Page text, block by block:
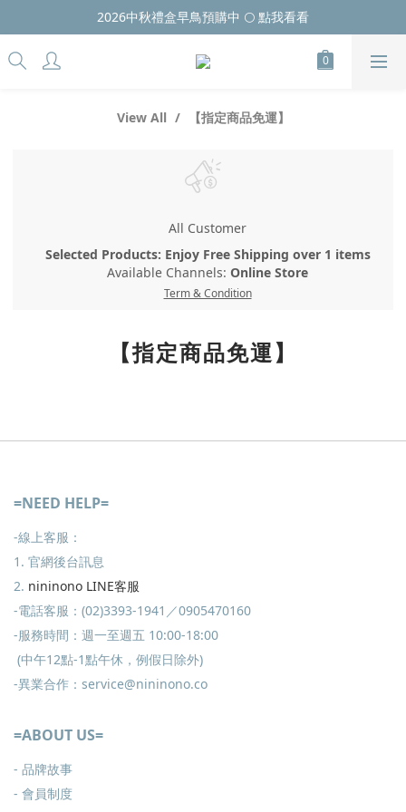
2026中秋禮盒早鳥預購中 🌕 點我看看
View All 【指定商品免運】
All Customer
Selected Products: Enjoy Free Shipping over 1 items
Available Channels: Online Store
Term & Condition
【指定商品免運】
=NEED HELP=
-線上客服：
1. 官網後台訊息
2. nininono LINE客服
-電話客服：(02)3393-1941／0905470160
-服務時間：週一至週五 10:00-18:00
(中午12點-1點午休，例假日除外)
-異業合作：service@nininono.co
=ABOUT US=
- 品牌故事
- 會員制度